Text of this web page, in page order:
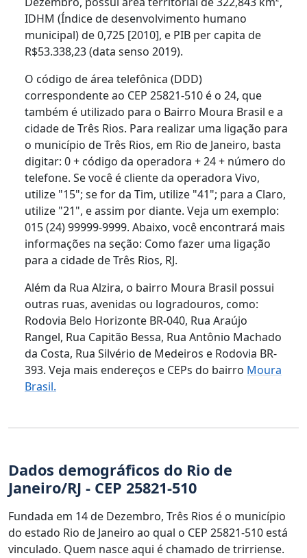
IDHM (Índice de desenvolvimento humano
municipal) de 0,725 [2010], e PIB per capita de
R$53.338,23 (data senso 2019).
O código de área telefônica (DDD)
correspondente ao CEP 25821-510 é o 24, que
também é utilizado para o Bairro Moura Brasil e a
cidade de Três Rios. Para realizar uma ligação para
o município de Três Rios, em Rio de Janeiro, basta
digitar: 0 + código da operadora + 24 + número do
telefone. Se você é cliente da operadora Vivo,
utilize "15"; se for da Tim, utilize "41"; para a Claro,
utilize "21", e assim por diante. Veja um exemplo:
015 (24) 99999-9999. Abaixo, você encontrará mais
informações na seção: Como fazer uma ligação
para a cidade de Três Rios, RJ.
Além da Rua Alzira, o bairro Moura Brasil possui
outras ruas, avenidas ou logradouros, como:
Rodovia Belo Horizonte BR-040, Rua Araújo
Rangel, Rua Capitão Bessa, Rua Antônio Machado
da Costa, Rua Silvério de Medeiros e Rodovia BR-
393. Veja mais endereços e CEPs do bairro Moura
Brasil.
Dados demográficos do Rio de
Janeiro/RJ - CEP 25821-510
Fundada em 14 de Dezembro, Três Rios é o município
do estado Rio de Janeiro ao qual o CEP 25821-510 está
vinculado. Quem nasce aqui é chamado de trirriense.